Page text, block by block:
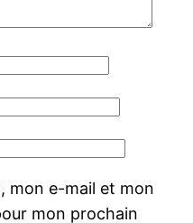
mon e-mail et mon
mon prochain